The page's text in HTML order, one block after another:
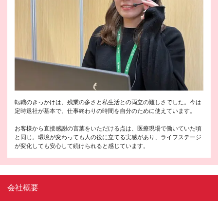
転職のきっかけは、残業の多さと私生活との両立の難しさでした。今は
定時退社が基本で、仕事終わりの時間を自分のために使えています。
お客様から直接感謝の言葉をいただける点は、医療現場で働いていた頃
と同じ。環境が変わっても人の役に立てる実感があり、ライフステージ
が変化しても安心して続けられると感じています。
会社概要